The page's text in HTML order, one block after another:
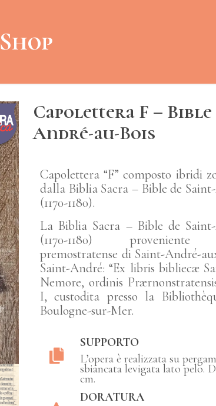
Shop
Capolettera F – Bible
André-au-Bois
Capolettera “F” composto ibridi
dalla Biblia Sacra – Bible de
(1170-1180).
La Biblia Sacra – Bible de Saint-
(1170-1180) proveniente
premostratense di Saint-André-
Saint-André: “Ex libris bibliecæ
Nemore, ordinis
I, custodita presso la
Boulogne-sur-Mer.
SUPPORTO
L’opera è realizzata su
sbiancata levigata lato pelo.
cm.
DORATURA